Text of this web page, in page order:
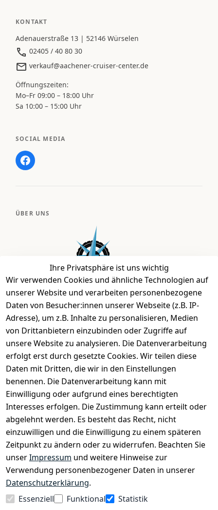
Ihre Privatsphäre ist uns wichtig
Wir verwenden Cookies und ähnliche Technologien auf
unserer Website und verarbeiten personenbezogene
Daten von Besucher:innen unserer Webseite (z.B. IP-
Adresse), um z.B. Inhalte zu personalisieren, Medien
von Drittanbietern einzubinden oder Zugriffe auf
unsere Website zu analysieren. Die Datenverarbeitung
erfolgt erst durch gesetzte Cookies. Wir teilen diese
Daten mit Dritten, die wir in den Einstellungen
benennen. Die Datenverarbeitung kann mit
Einwilligung oder aufgrund eines berechtigten
Interesses erfolgen. Die Zustimmung kann erteilt oder
abgelehnt werden. Es besteht das Recht, nicht
einzuwilligen und die Einwilligung zu einem späteren
Zeitpunkt zu ändern oder zu widerrufen. Beachten Sie
unserImpressum und weitere Hinweise zur
Verwendung personenbezogener Daten in unserer
Datenschutzerklärung.
Essenziell
Funktional Statistik
KONTAKT
Adenauerstraße 13 | 52146 Würselen
02405 / 40 80 30
verkauf@aachener-cruiser-center.de
Öffnungszeiten:
Mo–Fr 09:00 – 18:00 Uhr
Sa 10:00 – 15:00 Uhr
SOCIAL MEDIA
ÜBER UNS
Bei uns findest Du das richtige Fahrgefühl. Auf über
2.400 m² bieten wir Dir die beste Beratung zu
Kinderfahrrädern über E-MTBs bis hin zu
Lastenfahrrädern und Elektrorollern.
EINKAUFEN
› Fahrrad Aachen
› Zahlungs- und Versandbedingungen
INFORMATIONEN
› Batteriehinweis
› Widerrufsrecht
Impressum